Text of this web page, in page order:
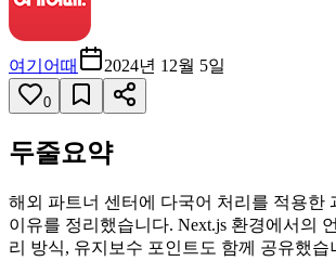
여기어때 2024년 12월 5일
0
두줄요약
해외 파트너 센터에 다국어 처리를 적용한
이유를 정리했습니다. Next.js 환경에서의
리 방식, 유지보수 포인트도 함께 공유했습